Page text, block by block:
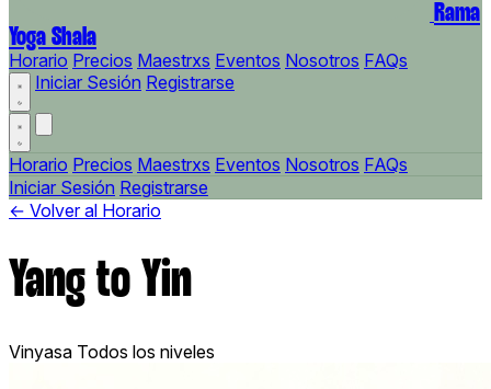
Rama
Yoga Shala
Horario Precios Maestrxs Eventos Nosotros FAQs
Iniciar Sesión Registrarse
Horario Precios Maestrxs Eventos Nosotros FAQs
Iniciar Sesión Registrarse
← Volver al Horario
Yang to Yin
Vinyasa Todos los niveles